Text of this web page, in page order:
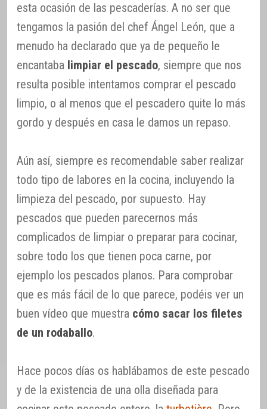
esta ocasión de las pescaderías. A no ser que
tengamos la pasión del chef Ángel León, que a
menudo ha declarado que ya de pequeño le
encantaba limpiar el pescado, siempre que nos
resulta posible intentamos comprar el pescado
limpio, o al menos que el pescadero quite lo más
gordo y después en casa le damos un repaso.
Aún así, siempre es recomendable saber realizar
todo tipo de labores en la cocina, incluyendo la
limpieza del pescado, por supuesto. Hay
pescados que pueden parecernos más
complicados de limpiar o preparar para cocinar,
sobre todo los que tienen poca carne, por
ejemplo los pescados planos. Para comprobar
que es más fácil de lo que parece, podéis ver un
buen vídeo que muestra cómo sacar los filetes
de un rodaballo.
Hace pocos días os hablábamos de este pescado
y de la existencia de una olla diseñada para